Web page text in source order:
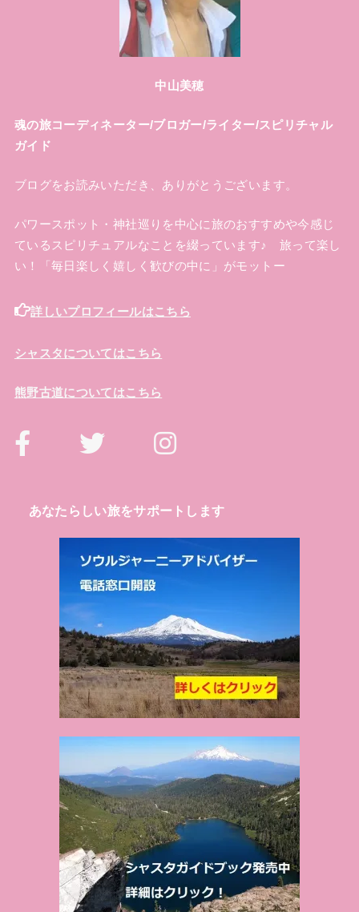
中山美穂
魂の旅コーディネーター/ブロガー/ライター/スピリチャル
ガイド
ブログをお読みいただき、ありがとうございます。
パワースポット・神社巡りを中心に旅のおすすめや今感じ
ているスピリチュアルなことを綴っています♪ 旅って楽し
い！「毎日楽しく嬉しく歓びの中に」がモットー
詳しいプロフィールはこちら
シャスタについてはこちら
熊野古道についてはこちら
あなたらしい旅をサポートします